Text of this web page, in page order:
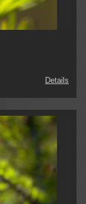
Details